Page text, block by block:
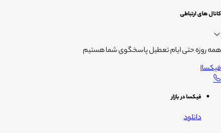
کانال های ارتباطی
همه روزه حتی ایام تعطیل پاسخگوی شما هستیم
فیکسا|
فیکسا در بازار
دانلود